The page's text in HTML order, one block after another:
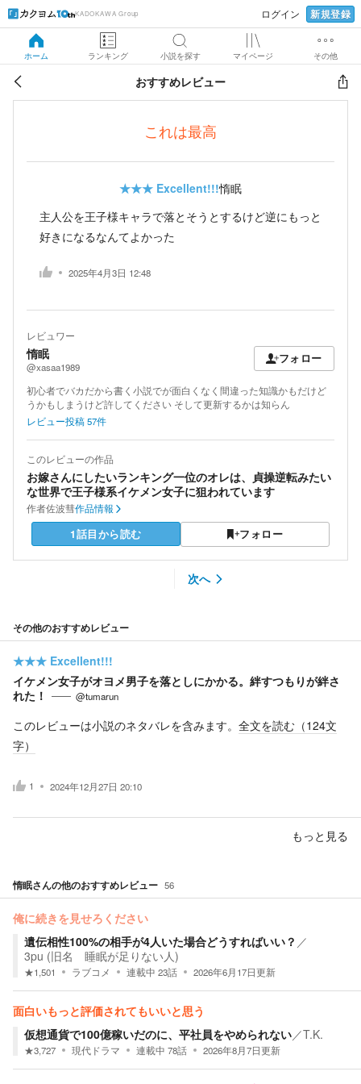
KADOKAWA Group ログイン 新規登録
ホーム ランキング 小説を探す マイページ その他
おすすめレビュー
これは最高
★★★ Excellent!!!惰眠
主人公を王子様キャラで落とそうとするけど逆にもっと
好きになるなんてよかった
2025年4月3日 12:48
レビュワー
惰眠
@xasaa1989
フォロー
初心者でバカだから書く小説でが面白くなく間違った知識かもだけど
うかもしまうけど許してください そして更新するかは知らん
レビュー投稿57件
このレビューの作品
お嫁さんにしたいランキング一位のオレは、貞操逆転みたい
な世界で王子様系イケメン女子に狙われています
作者佐波彗作品情報
1話目から読む フォロー
次へ
その他のおすすめレビュー
★★★ Excellent!!!
イケメン女子がオヨメ男子を落としにかかる。絆すつもりが絆さ
れた！
@tumarun
このレビューは小説のネタバレを含みます。 全文を読む（124文
字）
1 2024年12月27日 20:10
もっと見る
惰眠さんの他のおすすめレビュー 56
俺に続きを見せろください
遺伝相性100%の相手が4人いた場合どうすればいい？ ／
3pu (旧名 睡眠が足りない人)
★1,501 ラブコメ 連載中 23話 2026年6月17日更新
面白いもっと評価されてもいいと思う
仮想通貨で100億稼いだのに、平社員をやめられない／T.K.
★3,727 現代ドラマ 連載中 78話 2026年8月7日更新